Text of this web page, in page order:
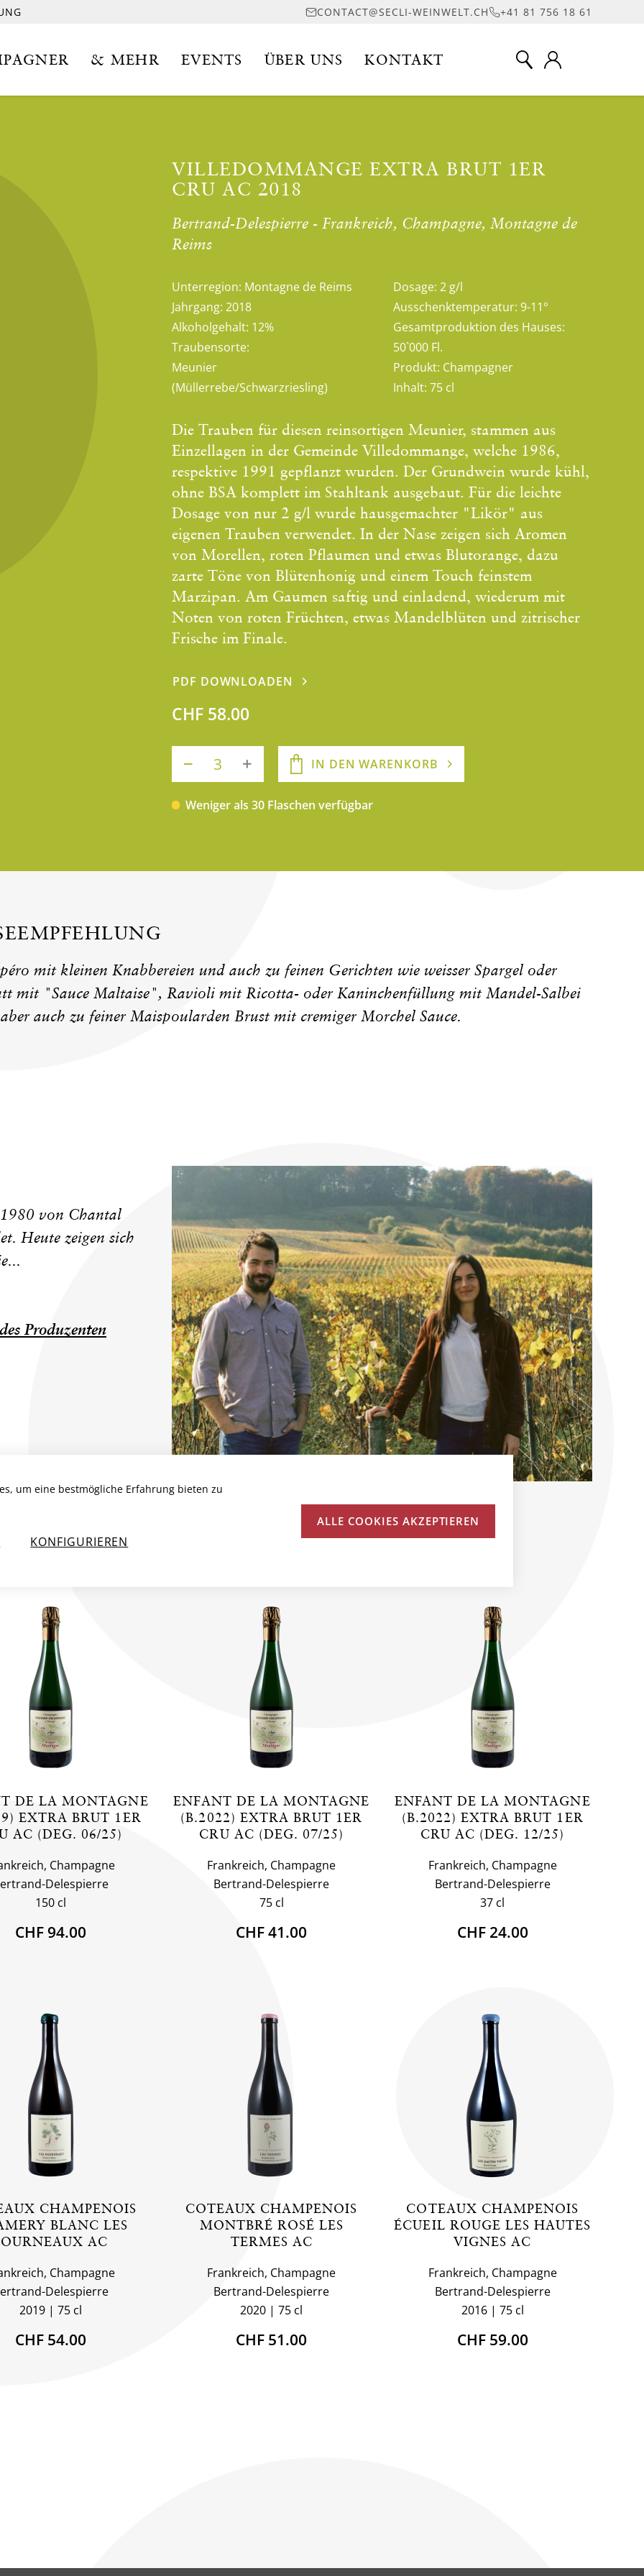
CONTACT@SECLI-WEINWELT.CH +41 81 756 18 61
& MEHR EVENTS ÜBER UNS KONTAKT
VILLEDOMMANGE EXTRA BRUT 1ER
CRU AC 2018
Bertrand-Delespierre - Frankreich, Champagne, Montagne de
Reims
Unterregion: Montagne de Reims
Jahrgang: 2018
Alkoholgehalt: 12%
Traubensorte:
Meunier
(Müllerrebe/Schwarzriesling)
Dosage: 2 g/l
Ausschenktemperatur: 9-11°
Gesamtproduktion des Hauses:
50`000 Fl.
Produkt: Champagner
Inhalt: 75 cl
Die Trauben für diesen reinsortigen Meunier, stammen aus
Einzellagen in der Gemeinde Villedommange, welche 1986,
respektive 1991 gepflanzt wurden. Der Grundwein wurde kühl,
ohne BSA komplett im Stahltank ausgebaut. Für die leichte
Dosage von nur 2 g/l wurde hausgemachter "Likör" aus
eigenen Trauben verwendet. In der Nase zeigen sich Aromen
von Morellen, roten Pflaumen und etwas Blutorange, dazu
zarte Töne von Blütenhonig und einem Touch feinstem
Marzipan. Am Gaumen saftig und einladend, wiederum mit
Noten von roten Früchten, etwas Mandelblüten und zitrischer
Frische im Finale.
PDF DOWNLOADEN
CHF 58.00
IN DEN WARENKORB
Weniger als 30 Flaschen verfügbar
mit kleinen Knabbereien und auch zu feinen Gerichten wie weisser Spargel oder
mit "Sauce Maltaise", Ravioli mit Ricotta- oder Kaninchenfüllung mit Mandel-Salbei
auch zu feiner Maispoularden Brust mit cremiger Morchel Sauce.
von Chantal
Heute zeigen sich
Produzenten
DE LA MONTAGNE
EXTRA BRUT 1ER
AC (DEG. 06/25)
Champagne
Delespierre
150 cl
CHF 94.00
ENFANT DE LA MONTAGNE
(B.2022) EXTRA BRUT 1ER
CRU AC (DEG. 07/25)
Frankreich, Champagne
Bertrand-Delespierre
75 cl
CHF 41.00
ENFANT DE LA MONTAGNE
(B.2022) EXTRA BRUT 1ER
CRU AC (DEG. 12/25)
Frankreich, Champagne
Bertrand-Delespierre
37 cl
CHF 24.00
CHAMPENOIS
BLANC LES
AC
Champagne
Delespierre
2019
75 cl
CHF 54.00
COTEAUX CHAMPENOIS
MONTBRÉ ROSÉ LES
TERMES AC
Frankreich, Champagne
Bertrand-Delespierre
2020
75 cl
CHF 51.00
COTEAUX CHAMPENOIS
ÉCUEIL ROUGE LES HAUTES
VIGNES AC
Frankreich, Champagne
Bertrand-Delespierre
2016
75 cl
CHF 59.00
um eine bestmögliche Erfahrung bieten zu
KONFIGURIEREN
ALLE COOKIES AKZEPTIEREN